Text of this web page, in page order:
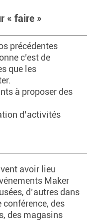
« faire »
précédentes
c’est de
que les
à proposer des
d’activités
avoir lieu
Maker
d’autres dans
conférence, des
des magasins